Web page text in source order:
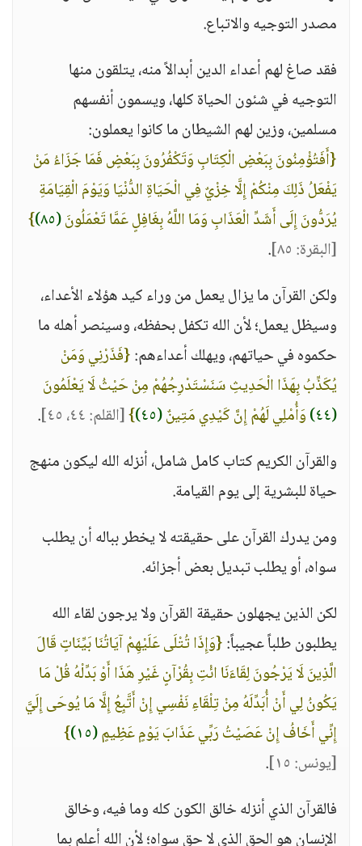
مصدر التوجيه والاتباع.
فقد صاغ لهم أعداء الدين أبدالاً منه، يتلقون منها
التوجيه في شئون الحياة كلها، ويسمون أنفسهم
مسلمين، وزين لهم الشيطان ما كانوا يعملون:
{أَفَتُؤْمِنُونَ بِبَعْضِ الْكِتَابِ وَتَكْفُرُونَ بِبَعْضٍ فَمَا جَزَاءُ مَنْ
يَفْعَلُ ذَلِكَ مِنْكُمْ إِلَّا خِزْيٌ فِي الْحَيَاةِ الدُّنْيَا وَيَوْمَ الْقِيَامَةِ
يُرَدُّونَ إِلَى أَشَدِّ الْعَذَابِ وَمَا اللَّهُ بِغَافِلٍ عَمَّا تَعْمَلُونَ(٨٥)
}
[البقرة: ٨٥]
.
ولكن القرآن ما يزال يعمل من وراء كيد هؤلاء الأعداء،
وسيظل يعمل؛ لأن الله تكفل بحفظه، وسينصر أهله ما
حكموه في حياتهم، ويهلك أعداءهم:{فَذَرْنِي وَمَنْ
يُكَذِّبُ بِهَذَا الْحَدِيثِ سَنَسْتَدْرِجُهُمْ مِنْ حَيْثُ لَا يَعْلَمُونَ
(٤٤)
وَأُمْلِي لَهُمْ إِنَّ كَيْدِي مَتِينٌ(٤٥) }[القلم: ٤٤، ٤٥]
.
والقرآن الكريم كتاب كامل شامل، أنزله الله ليكون منهج
حياة للبشرية إلى يوم القيامة.
ومن يدرك القرآن على حقيقته لا يخطر بباله أن يطلب
سواه، أو يطلب تبديل بعض أجزائه.
لكن الذين يجهلون حقيقة القرآن ولا يرجون لقاء الله
يطلبون طلباً عجيباً:{وَإِذَا تُتْلَى عَلَيْهِمْ آيَاتُنَا بَيِّنَاتٍ قَالَ
الَّذِينَ لَا يَرْجُونَ لِقَاءَنَا ائْتِ بِقُرْآنٍ غَيْرِ هَذَا أَوْ بَدِّلْهُ قُلْ مَا
يَكُونُ لِي أَنْ أُبَدِّلَهُ مِنْ تِلْقَاءِ نَفْسِي إِنْ أَتَّبِعُ إِلَّا مَا يُوحَى إِلَيَّ
إِنِّي أَخَافُ إِنْ عَصَيْتُ رَبِّي عَذَابَ يَوْمٍ عَظِيمٍ(١٥)
}
[يونس: ١٥]
.
فالقرآن الذي أنزله خالق الكون كله وما فيه، وخالق
الإنسان هو الحق الذي لا حق سواه؛ لأن الله أعلم بما